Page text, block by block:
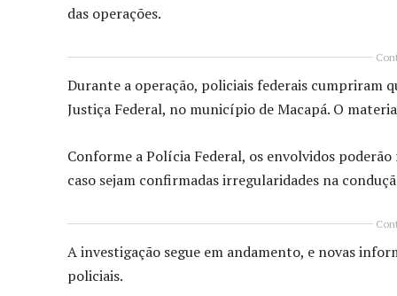
das operações.
Durante a operação, policiais federais cumpriram
Justiça Federal, no município de Macapá. O
Conforme a Polícia Federal, os envolvidos
caso sejam confirmadas irregularidades na
A investigação segue em andamento, e novas
policiais.